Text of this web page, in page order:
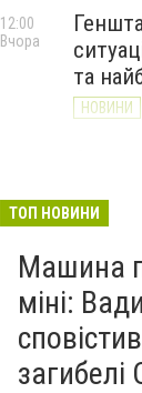
та
НОВИНИ
12:00
Вчора
ТОП НОВИНИ
Машина
міні: